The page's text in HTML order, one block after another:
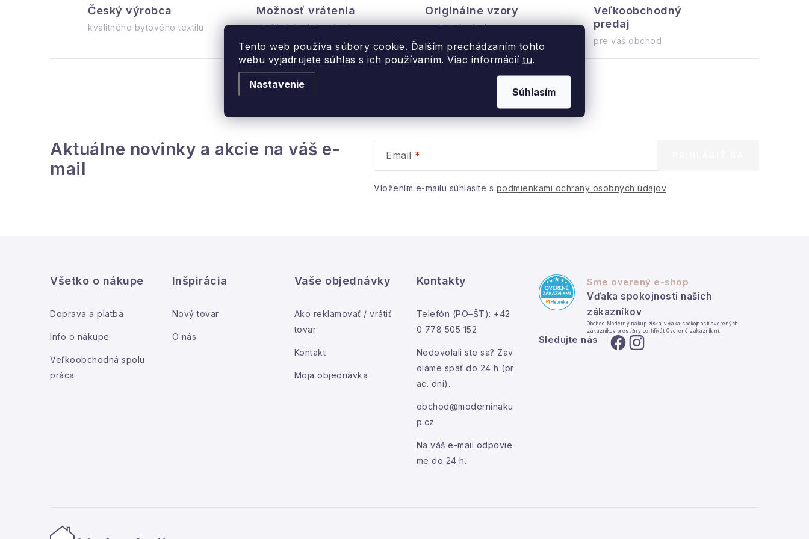
Tento web používa súbory cookie. Ďalším prechádzaním tohto
webu vyjadrujete súhlas s ich používaním. Viac informácií tu.
Nastavenie
Súhlasím
v
l
d
a
c
i
p
Český výrobca
kvalitného bytového textilu
Možnosť vrátenia
do 14 dní od doručenia
Originálne vzory
a vlastná výroba
Veľkoobchodný
predaj
pre váš obchod
Aktuálne novinky a akcie na váš e-
mail
Email
Vložením e-mailu súhlasíte s podmienkami ochrany osobných údajov
Všetko o nákupe
Doprava a platba
Info o nákupe
Veľkoobchodná spolu
práca
Inšpirácia
Nový tovar
O nás
Vaše objednávky
Ako reklamovať / vrátiť
tovar
Kontakt
Moja objednávka
Kontakty
Telefón (PO–ŠT): +42
0 778 505 152
Nedovolali ste sa? Zav
oláme späť do 24 h (pr
ac. dni).
obchod@moderninaku
p.cz
Na váš e-mail odpovie
me do 24 h.
Sme overený e-shop
Vďaka spokojnosti našich
zákazníkov
Obchod Moderný nákup získal vďaka spokojnosti overených
zákazníkov prestížny certifikát Overené zákazníkmi.
Sledujte nás